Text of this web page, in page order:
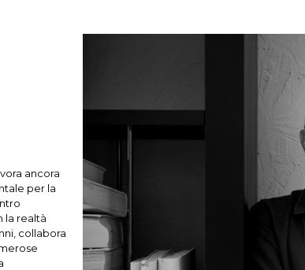
ancora
per la
la realtà
collabora